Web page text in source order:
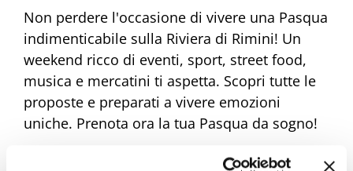
Non perdere l'occasione di vivere una Pasqua
indimenticabile sulla Riviera di Rimini! Un
weekend ricco di eventi, sport, street food,
musica e mercatini ti aspetta. Scopri tutte le
proposte e preparati a vivere emozioni
uniche. Prenota ora la tua Pasqua da sogno!